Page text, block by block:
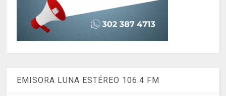
EMISORA LUNA ESTÉREO 106.4 FM